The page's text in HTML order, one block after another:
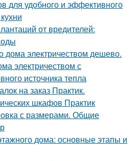
для удобного и эффективного
от вредителей:
дома электричеством дешево.
электричеством с
источника тепла
на заказ Практик.
шкафов Практик
с размерами. Общие
дома: основные этапы и